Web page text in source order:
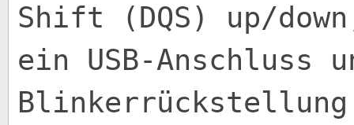
Shift (DQS) up/
ein USB-Anschluss